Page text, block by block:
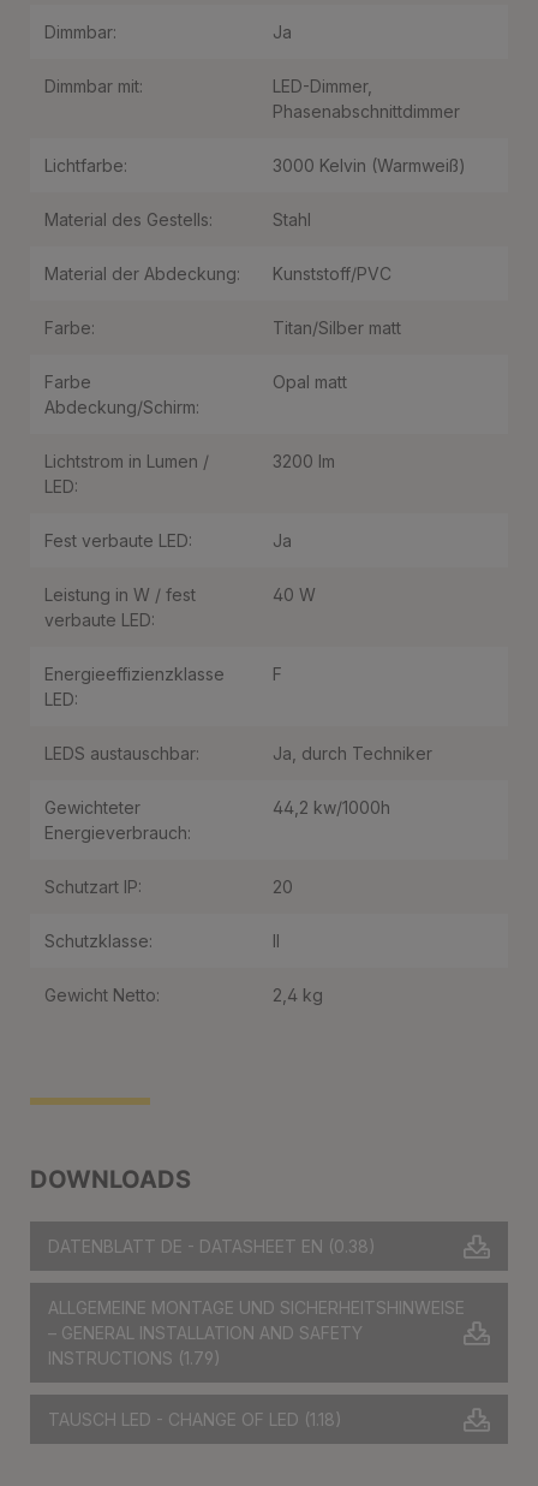
DOWNLOADS
DATENBLATT DE - DATASHEET EN (0.38)
ALLGEMEINE MONTAGE UND SICHERHEITSHINWEISE
– GENERAL INSTALLATION AND SAFETY
INSTRUCTIONS (1.79)
TAUSCH LED - CHANGE OF LED (1.18)
Dimmbar: Ja
Dimmbar mit: LED-Dimmer,
Phasenabschnittdimmer
Lichtfarbe: 3000 Kelvin (Warmweiß)
Material des Gestells: Stahl
Material der Abdeckung: Kunststoff/PVC
Farbe: Titan/Silber matt
Farbe
Abdeckung/Schirm:
Opal matt
Lichtstrom in Lumen /
LED:
3200 lm
Fest verbaute LED: Ja
Leistung in W / fest
verbaute LED:
40 W
Energieeffizienzklasse
LED:
F
LEDS austauschbar: Ja, durch Techniker
Gewichteter
Energieverbrauch:
44,2 kw/1000h
Schutzart IP: 20
Schutzklasse: II
Gewicht Netto: 2,4 kg